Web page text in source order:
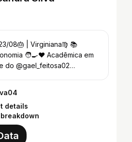
08🎂 | Virginiana♍ 📚
🧑‍🍳♥️ Acadêmica em
do @gael_feitosa02
details